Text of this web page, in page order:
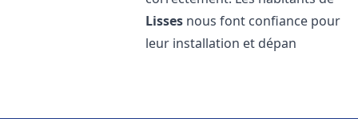
Lisses nous font confiance pour
leur installation et dépan